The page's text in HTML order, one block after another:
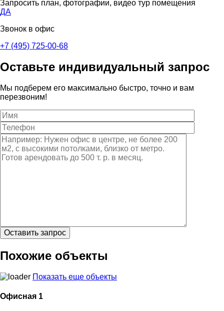
Запросить план, фотографии, видео тур помещения
ДА
Звонок в офис
+7 (495) 725-00-68
Оставьте индивидуальный запрос
Мы подберем его максимально быстро, точно и вам
перезвоним!
Похожие объекты
Показать еще объекты
Офисная 1